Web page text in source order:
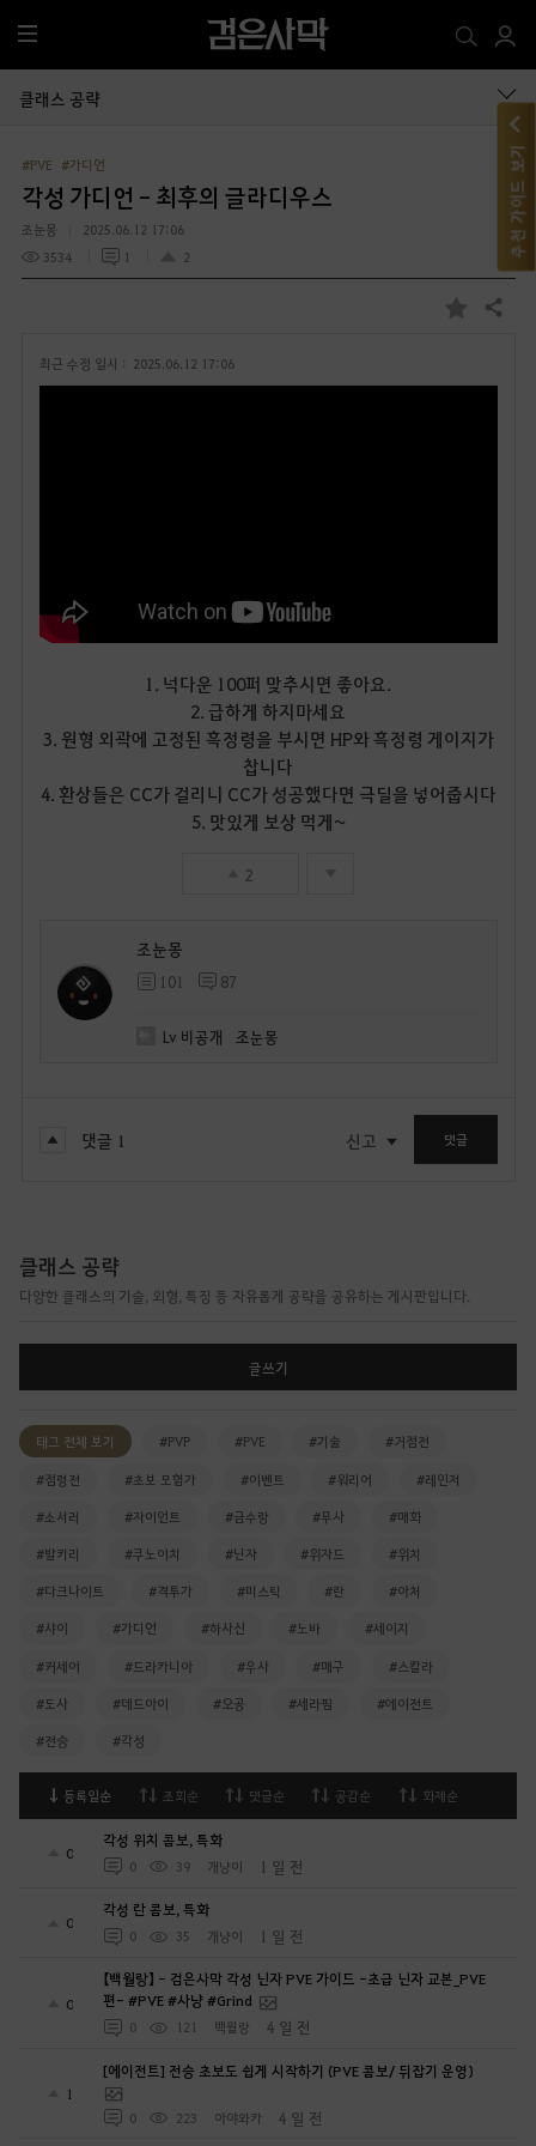
전
체
메
클래스 공략
#PVE #가디언
각성 가디언 - 최후의 글라디우스
조눈몽
2025.06.12 17:06
3534
1 2
즐
공유하기
최근 수정 일시 : 2025.06.12 17:06
1. 넉다운 100퍼 맞추시면 좋아요.
2. 급하게 하지마세요
3. 원형 외곽에 고정된 흑정령을 부시면 HP와 흑정령 게이지가
찹니다
4. 환상들은 CC가 걸리니 CC가 성공했다면 극딜을 넣어줍시다
5. 맛있게 보상 먹게~
2
조눈몽
101 87
Lv 비공개 조눈몽
댓글 1 신고 댓글
클래스 공략
다양한 클래스의 기술, 외형, 특징 등 자유롭게 공략을 공유하는 게시판입니다.
글쓰기
태그 전체 보기 #PVP #PVE #기술 #거점전
#점령전 #초보 모험가 #이벤트 #워리어 #레인저
#소서러 #자이언트 #금수랑 #무사 #매화
#발키리 #쿠노이치 #닌자 #위자드 #위치
#다크나이트 #격투가 #미스틱 #란 #아처
#샤이 #가디언 #하사신 #노바 #세이지
#커세어 #드라카니아 #우사 #매구 #스칼라
#도사 #데드아이 #오공 #세라핌 #에이전트
#전승 #각성
등록일순 조회순 댓글순 공감순 화제순
0
각성 위치 콤보, 특화
0 39 개냥이 1 일 전
0
각성 란 콤보, 특화
0 35 개냥이 1 일 전
0
【백월랑】 - 검은사막 각성 닌자 PVE 가이드 -초급 닌자 교본_PVE
편- #PVE #사냥 #Grind
0 121 백월랑 4 일 전
1
[에이전트] 전승 초보도 쉽게 시작하기 (PVE 콤보/ 뒤잡기 운영)
0 223 아야와카 4 일 전
추천 가이드 보기